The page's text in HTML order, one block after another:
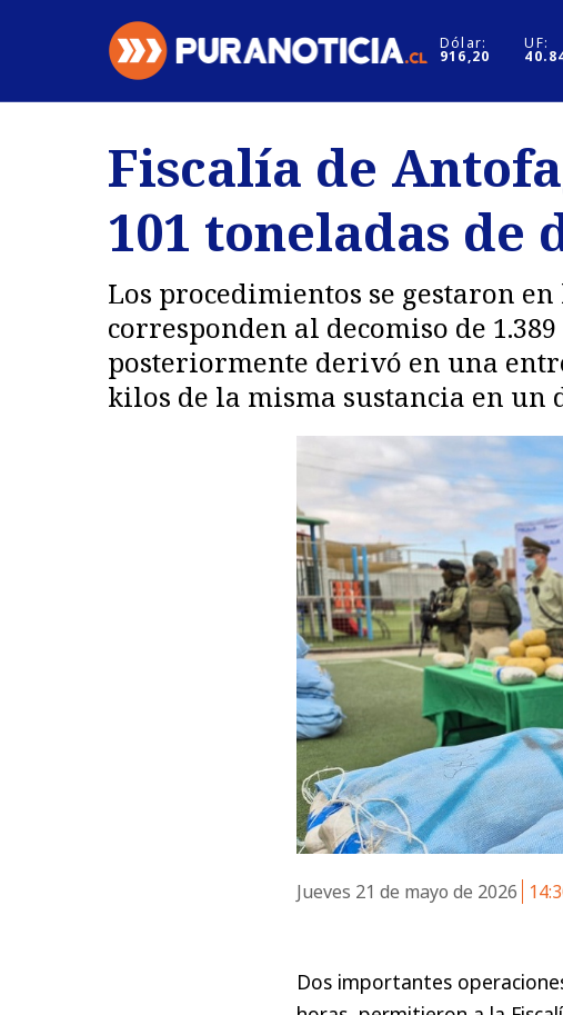
Dólar:
916,20
UF:
Regiones
Deportes
Internacional
Motores
Fiscalía de
101 toneladas de
Los procedimientos se gestaron
corresponden al decomiso de
posteriormente derivó en una
kilos de la misma sustancia en
Jueves 21 de mayo de 2026
Dos importantes